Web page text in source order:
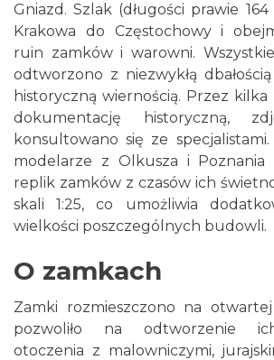
Gniazd. Szlak (długości prawie
Krakowa do Częstochowy i
ruin zamków i warowni.
odtworzono z niezwykłą
historyczną wiernością. Przez
dokumentację historyczną,
konsultowano się ze
modelarze z Olkusza i Poznania
replik zamków z czasów ich
skali 1:25, co umożliwia
wielkości poszczególnych budowli.
O zamkach
Zamki rozmieszczono na
pozwoliło na odtworzenie
otoczenia z malowniczymi,